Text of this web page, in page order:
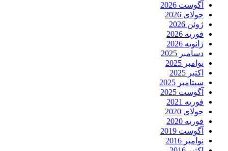
آگوست 2026
جولای 2026
ژوئن 2026
فوریه 2026
ژانویه 2026
دسامبر 2025
نوامبر 2025
اکتبر 2025
سپتامبر 2025
آگوست 2025
فوریه 2021
جولای 2020
فوریه 2020
آگوست 2019
نوامبر 2016